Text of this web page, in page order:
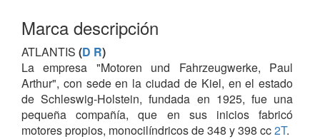
Marca descripción
ATLANTIS (D R)
La empresa "Motoren und Fahrzeugwerke, Paul
Arthur", con sede en la ciudad de Kiel, en el estado
de Schleswig-Holstein, fundada en 1925, fue una
pequeña compañía, que en sus inicios fabricó
motores propios, monocilíndricos de 348 y 398 cc2T.